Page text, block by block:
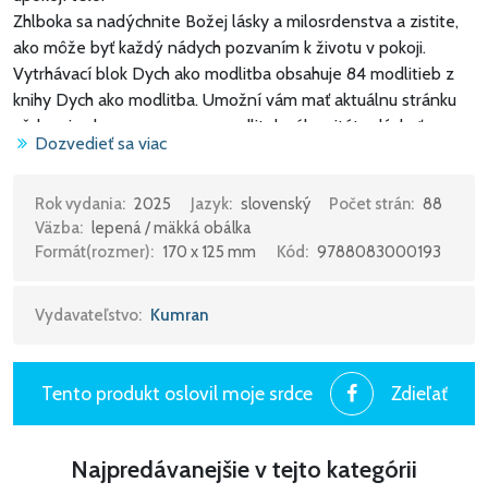
Zhlboka sa nadýchnite Božej lásky a milosrdenstva a zistite,
ako môže byť každý nádych pozvaním k životu v pokoji.
Vytrhávací blok Dych ako modlitba obsahuje 84 modlitieb z
knihy Dych ako modlitba. Umožní vám mať aktuálnu stránku
vždy pri sebe a s pomocou modlitebného citátu dýchať
pokojom celý deň.
Dozvedieť sa viac
Rok vydania: 2025 Jazyk: slovenský Počet strán: 88
Väzba: lepená / mäkká obálka
Formát(rozmer): 170 x 125 mm Kód: 9788083000193
Vydavateľstvo: Kumran
Tento produkt oslovil moje srdce Zdieľať
Najpredávanejšie v tejto kategórii